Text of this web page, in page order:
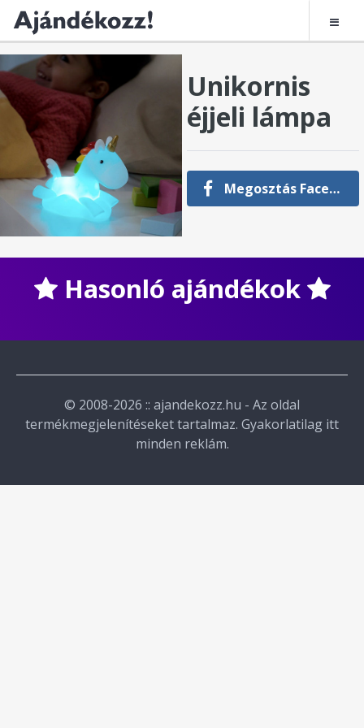
Unikornis
éjjeli lámpa
Megosztás Facebookon
Hasonló ajándékok
© 2008-2026 :: ajandekozz.hu - Az oldal
termékmegjelenítéseket tartalmaz. Gyakorlatilag itt
minden reklám.